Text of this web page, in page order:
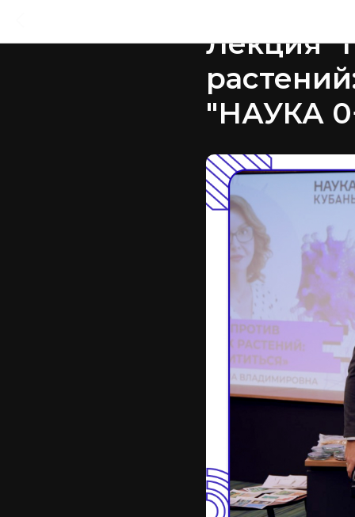
Лекция
"НАУКА